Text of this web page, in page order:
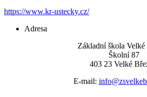
https://www.kr-ustecky.cz/
Adresa
Základní škola Velké
Školní 87
403 23 Velké
E-mail: